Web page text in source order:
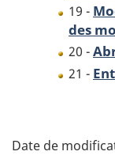
19 -
des
20 -
21 -
Date de